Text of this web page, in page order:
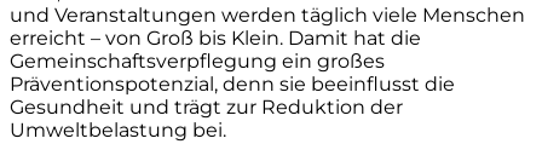
und Veranstaltungen werden täglich viele Menschen
erreicht – von Groß bis Klein. Damit hat die
Gemeinschaftsverpflegung ein großes
Präventionspotenzial, denn sie beeinflusst die
Gesundheit und trägt zur Reduktion der
Umweltbelastung bei.